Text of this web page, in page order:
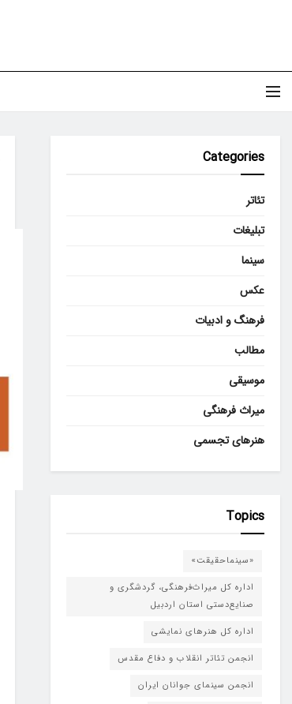
Categories
تئاتر
تبلیغات
سینما
عکس
فرهنگ و ادبیات
مطالب
موسیقی
میراث فرهنگی
هنرهای تجسمی
Topics
«سینماحقیقت»
اداره کل میراث‌فرهنگی، گردشگری و
صنایع‌دستی استان اردبیل
اداره کل هنرهای نمایشی
انجمن تئاتر انقلاب و دفاع مقدس
انجمن سینمای جوانان ایران